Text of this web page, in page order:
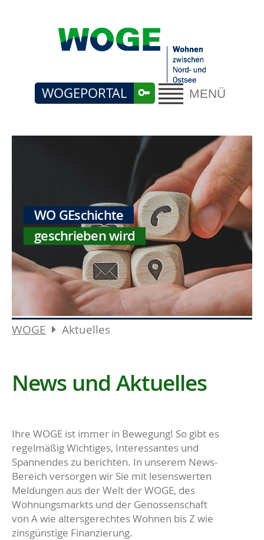
MENÜ
WOGEPORTAL
WO GEschichte
geschrieben wird
WOGE Aktuelles
News und Aktuelles
Ihre WOGE ist immer in Bewegung! So gibt es
regelmäßig Wichtiges, Interessantes und
Spannendes zu berichten. In unserem News-
Bereich versorgen wir Sie mit lesenswerten
Meldungen aus der Welt der WOGE, des
Wohnungsmarkts und der Genossenschaft
von A wie altersgerechtes Wohnen bis Z wie
zinsgünstige Finanzierung.